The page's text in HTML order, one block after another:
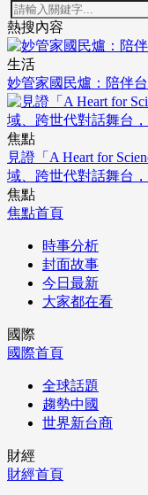
熱搜內容
生活
妙管家國民爐：陪伴
焦點
見證「A Heart for
域、跨世代對話舞台
焦點
焦點首頁
時事分析
封面故事
今日最新
大家都在看
國際
國際首頁
全球話題
趨勢中國
世界新台商
財經
財經首頁